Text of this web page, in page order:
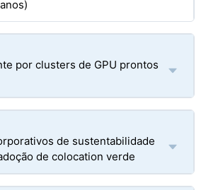
por clusters de GPU prontos
de sustentabilidade
de colocation verde